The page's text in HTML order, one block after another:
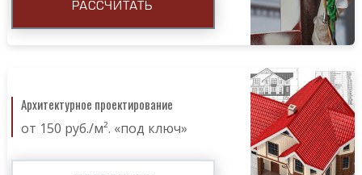
РАССЧИТАТЬ
Архитектурное проектирование
от 150 руб./м². «под ключ»